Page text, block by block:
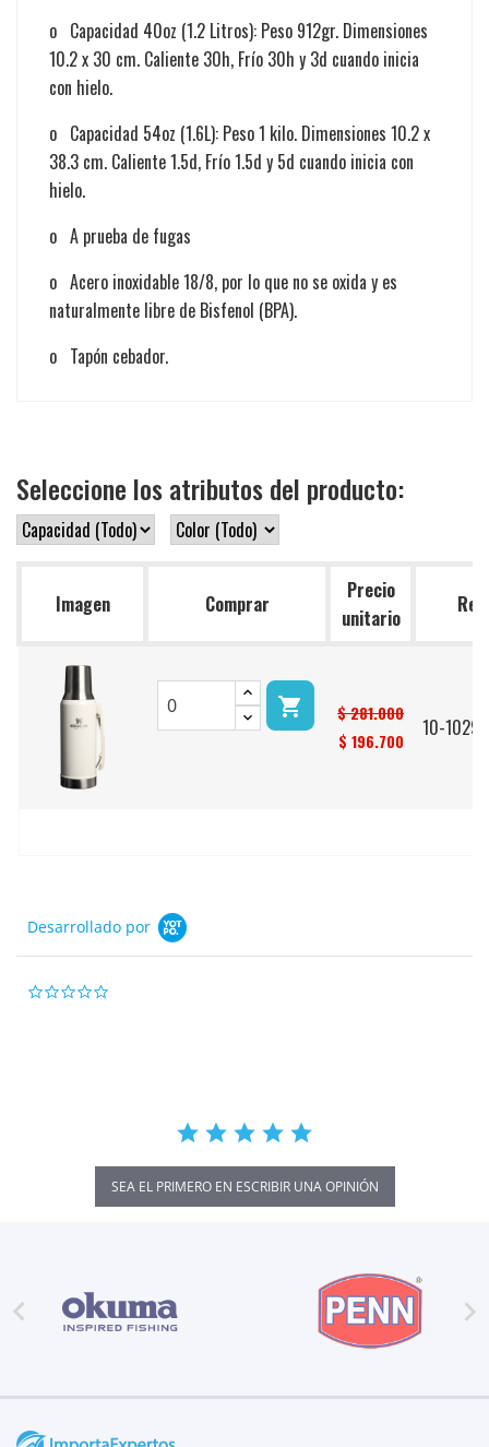
o Capacidad 40oz (1.2 Litros): Peso 912gr. Dimensiones
10.2 x 30 cm. Caliente 30h, Frío 30h y 3d cuando inicia
con hielo.
o Capacidad 54oz (1.6L): Peso 1 kilo. Dimensiones 10.2 x
38.3 cm. Caliente 1.5d, Frío 1.5d y 5d cuando inicia con
hielo.
o A prueba de fugas
o Acero inoxidable 18/8, por lo que no se oxida y es
naturalmente libre de Bisfenol (BPA).
o Tapón cebador.
Seleccione los atributos del producto:
Imagen Comprar
Precio
unitario
Ref.

$ 281.000
$ 196.700
10-
Desarrollado por
SEA EL PRIMERO EN ESCRIBIR UNA OPINIÓN
 